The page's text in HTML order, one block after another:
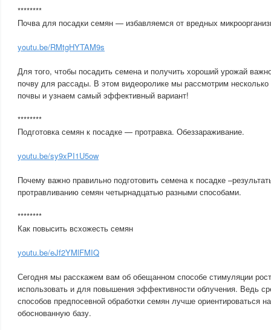
********
Почва для посадки семян — избавляемся от вредных
youtu.be/RMtgHYTAM9s
Для того, чтобы посадить семена и получить хороший урожай
почву для рассады. В этом видеоролике мы рассмотрим несколько
почвы и узнаем самый эффективный вариант!
********
Подготовка семян к посадке — протравка. Обеззараживание.
youtu.be/sy9xPI1U5ow
Почему важно правильно подготовить семена к посадке
протравливанию семян четырнадцатью разными способами.
********
Как повысить всхожесть семян
youtu.be/eJf2YMlFMIQ
Сегодня мы расскажем вам об обещанном способе стимуляции
использовать и для повышения эффективности облучения. Ведь
способов предпосевной обработки семян лучше ориентироваться
обоснованную базу.